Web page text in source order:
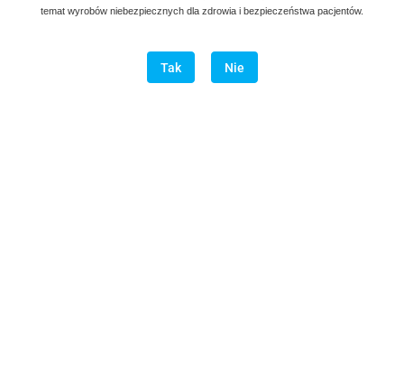
temat wyrobów niebezpiecznych dla zdrowia i bezpieczeństwa pacjentów.
Tak Nie